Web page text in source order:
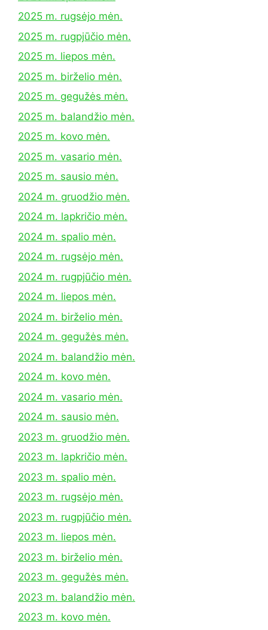
2025 m. rugsėjo mėn.
2025 m. rugpjūčio mėn.
2025 m. liepos mėn.
2025 m. birželio mėn.
2025 m. gegužės mėn.
2025 m. balandžio mėn.
2025 m. kovo mėn.
2025 m. vasario mėn.
2025 m. sausio mėn.
2024 m. gruodžio mėn.
2024 m. lapkričio mėn.
2024 m. spalio mėn.
2024 m. rugsėjo mėn.
2024 m. rugpjūčio mėn.
2024 m. liepos mėn.
2024 m. birželio mėn.
2024 m. gegužės mėn.
2024 m. balandžio mėn.
2024 m. kovo mėn.
2024 m. vasario mėn.
2024 m. sausio mėn.
2023 m. gruodžio mėn.
2023 m. lapkričio mėn.
2023 m. spalio mėn.
2023 m. rugsėjo mėn.
2023 m. rugpjūčio mėn.
2023 m. liepos mėn.
2023 m. birželio mėn.
2023 m. gegužės mėn.
2023 m. balandžio mėn.
2023 m. kovo mėn.